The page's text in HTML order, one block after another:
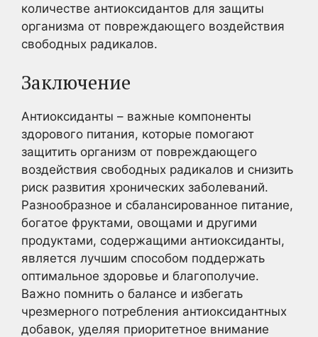
количестве антиоксидантов для защиты
организма от повреждающего воздействия
свободных радикалов.
Заключение
Антиоксиданты – важные компоненты
здорового питания, которые помогают
защитить организм от повреждающего
воздействия свободных радикалов и снизить
риск развития хронических заболеваний.
Разнообразное и сбалансированное питание,
богатое фруктами, овощами и другими
продуктами, содержащими антиоксиданты,
является лучшим способом поддержать
оптимальное здоровье и благополучие.
Важно помнить о балансе и избегать
чрезмерного потребления антиоксидантных
добавок, уделяя приоритетное внимание